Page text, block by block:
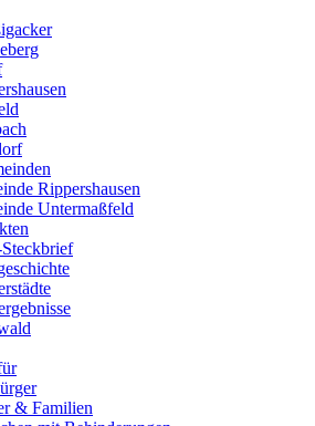
Rippershausen
Untermaßfeld
Steckbrief
& Familien